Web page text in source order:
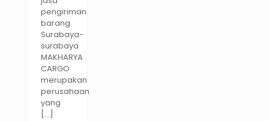
pengiriman
barang
Surabaya-
surabaya
MAKHARYA
CARGO
merupakan
perusahaan
yang
[…]